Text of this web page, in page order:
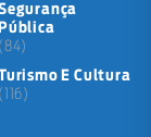
Pública
(84)
E Cultura
(116)